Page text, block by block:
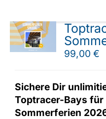
99,00€
Sichere Dir
Toptracer-Bays für
Sommerferien